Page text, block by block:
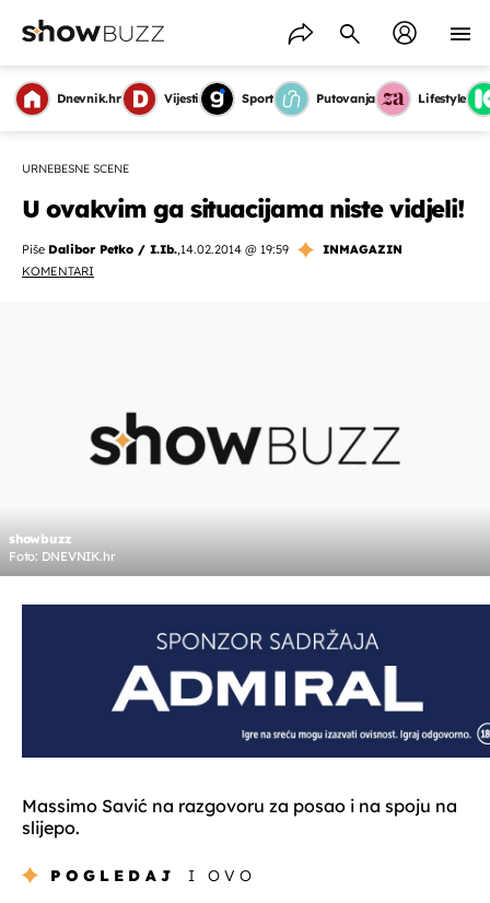
Dnevnik.hr Vijesti Sport Putovanja Lifestyle
URNEBESNE SCENE
U ovakvim ga situacijama niste vidjeli!
Piše Dalibor Petko / I.Ib.,14.02.2014 @ 19:59
INMAGAZIN
KOMENTARI
showbuzz
Foto: DNEVNIK.hr
Massimo Savić na razgovoru za posao i na spoju na
slijepo.
POGLEDAJ I OVO
OMOGUĆI OBAVIJESTI